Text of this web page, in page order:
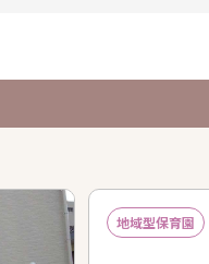
地域型保育園